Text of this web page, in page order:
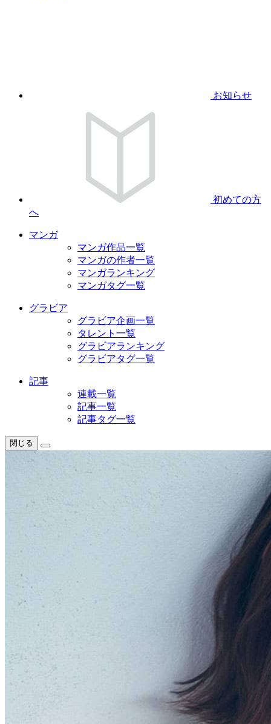
お知らせ
初めての方
へ
マンガ
マンガ作品一覧
マンガの作者一覧
マンガランキング
マンガタグ一覧
グラビア
グラビア企画一覧
タレント一覧
グラビアランキング
グラビアタグ一覧
記事
連載一覧
記事一覧
記事タグ一覧
閉じる